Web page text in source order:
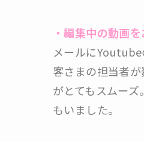
・編集中の動画
メールに
客さまの担当者
がとてもスムー
もいました。